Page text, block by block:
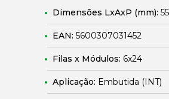
Dimensões LxAxP (mm):
EAN: 5600307031452
Filas x Módulos: 6x24
Aplicação: Embutida (INT)